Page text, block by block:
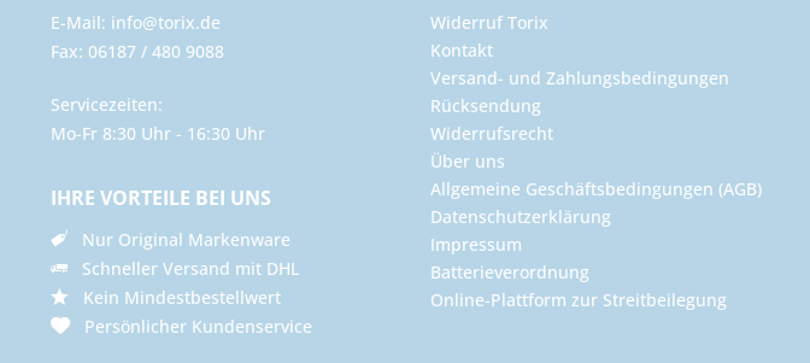
E-Mail: info@torix.de
Fax: 06187 / 480 9088
Servicezeiten:
Mo-Fr 8:30 Uhr - 16:30 Uhr
IHRE VORTEILE BEI UNS
Nur Original Markenware
Schneller Versand mit DHL
Kein Mindestbestellwert
Persönlicher Kundenservice
Widerruf Torix
Kontakt
Versand- und Zahlungsbedingungen
Rücksendung
Widerrufsrecht
Über uns
Allgemeine Geschäftsbedingungen (AGB)
Datenschutzerklärung
Impressum
Batterieverordnung
Online-Plattform zur Streitbeilegung